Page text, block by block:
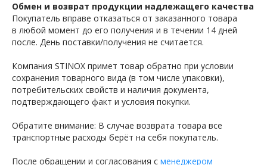
Обмен и возврат продукции надлежащего качества
Покупатель вправе отказаться от заказанного товара
в любой момент до его получения и в течении 14 дней
после. День поставки/получения не считается.
Компания STINOX примет товар обратно при условии
сохранения товарного вида (в том числе упаковки),
потребительских свойств и наличия документа,
подтверждающего факт и условия покупки.
Обратите внимание: В случае возврата товара все
транспортные расходы берёт на себя покупатель.
После обращении и согласования с менеджером